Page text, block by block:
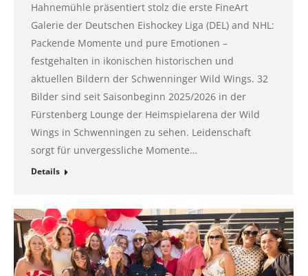
Hahnemühle präsentiert stolz die erste FineArt
Galerie der Deutschen Eishockey Liga (DEL) and NHL:
Packende Momente und pure Emotionen –
festgehalten in ikonischen historischen und
aktuellen Bildern der Schwenninger Wild Wings. 32
Bilder sind seit Saisonbeginn 2025/2026 in der
Fürstenberg Lounge der Heimspielarena der Wild
Wings in Schwenningen zu sehen. Leidenschaft
sorgt für unvergessliche Momente…
Details